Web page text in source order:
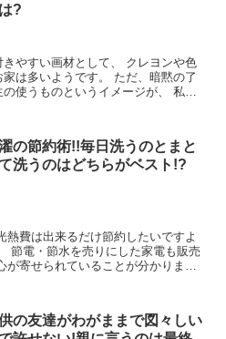
?
画材として、 クレヨンや色
うです。 ただ、暗黙の了
うものというイメージが、 私が
の節約術!!毎日洗うのとまと
洗うのはどちらがベスト!?
の友達がわがままで図々しい